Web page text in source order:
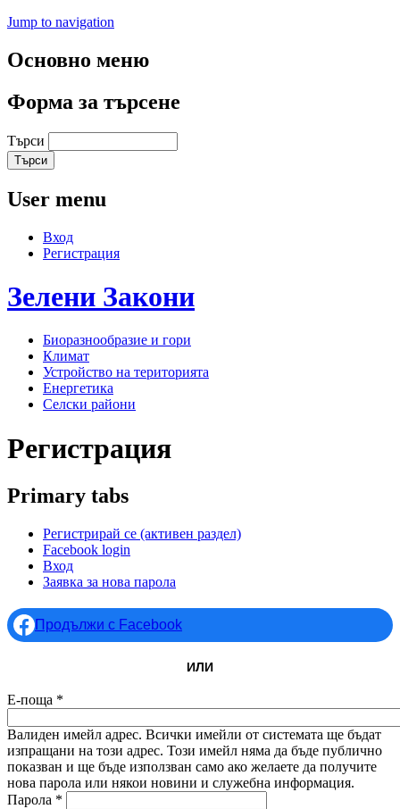
Jump to navigation
Основно меню
Форма за търсене
Търси
User menu
Вход
Регистрация
Зелени Закони
Биоразнообразие и гори
Климат
Устройство на територията
Енергетика
Селски райони
Регистрация
Primary tabs
Регистрирай се (активен раздел)
Facebook login
Вход
Заявка за нова парола
Продължи с Facebook
ИЛИ
Е-поща *
Валиден имейл адрес. Всички имейли от системата ще бъдат
изпращани на този адрес. Този имейл няма да бъде публично
показван и ще бъде използван само ако желаете да получите
нова парола или някои новини и служебна информация.
Парола *